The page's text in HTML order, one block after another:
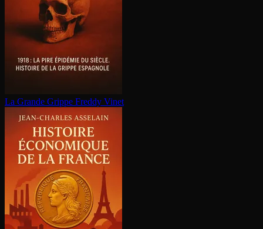
La Grande Grippe Freddy Vinet